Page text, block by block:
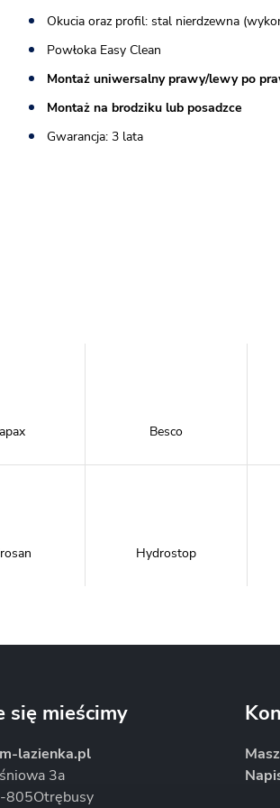
Okucia oraz profil: stal nierdzewna
Powłoka Easy Clean
Montaż uniwersalny prawy/lewy po
Montaż na brodziku lub posadzce
Gwarancja: 3 lata
Besco
Hydrostop
się mieścimy
lazienka.pl
3a
805Otrębusy